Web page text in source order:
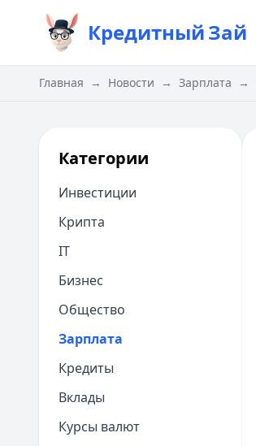
КредитныйЗай
Главная → Новости → Зарплата →
Категории
Инвестиции
Крипта
IT
Бизнес
Общество
Зарплата
Кредиты
Вклады
Курсы валют